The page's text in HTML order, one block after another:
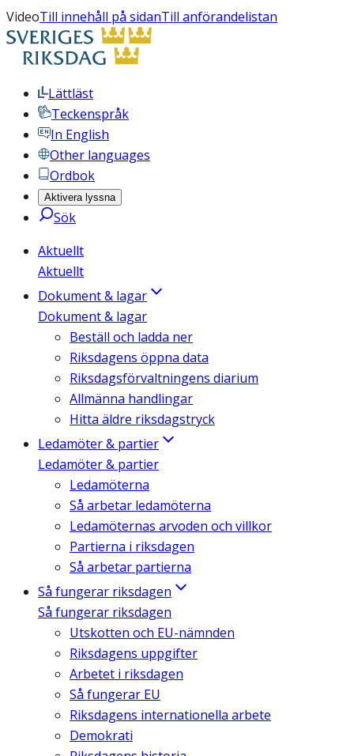
VideoTill innehåll på sidanTill anförandelistan
Lättläst
Teckenspråk
In English
Other languages
Ordbok
Aktivera lyssna
Sök
Aktuellt
Aktuellt
Dokument & lagar
Dokument & lagar
Beställ och ladda ner
Riksdagens öppna data
Riksdagsförvaltningens diarium
Allmänna handlingar
Hitta äldre riksdagstryck
Ledamöter & partier
Ledamöter & partier
Ledamöterna
Så arbetar ledamöterna
Ledamöternas arvoden och villkor
Partierna i riksdagen
Så arbetar partierna
Så fungerar riksdagen
Så fungerar riksdagen
Utskotten och EU-nämnden
Riksdagens uppgifter
Arbetet i riksdagen
Så fungerar EU
Riksdagens internationella arbete
Demokrati